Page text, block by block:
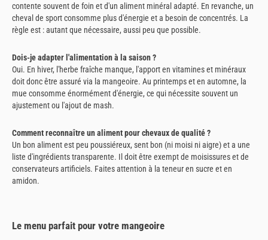
contente souvent de foin et d'un aliment minéral adapté. En revanche, un
cheval de sport consomme plus d'énergie et a besoin de concentrés. La
règle est : autant que nécessaire, aussi peu que possible.
Dois-je adapter l'alimentation à la saison ?
Oui. En hiver, l'herbe fraîche manque, l'apport en vitamines et minéraux
doit donc être assuré via la mangeoire. Au printemps et en automne, la
mue consomme énormément d'énergie, ce qui nécessite souvent un
ajustement ou l'ajout de mash.
Comment reconnaître un aliment pour chevaux de qualité ?
Un bon aliment est peu poussiéreux, sent bon (ni moisi ni aigre) et a une
liste d'ingrédients transparente. Il doit être exempt de moisissures et de
conservateurs artificiels. Faites attention à la teneur en sucre et en
amidon.
Le menu parfait pour votre mangeoire